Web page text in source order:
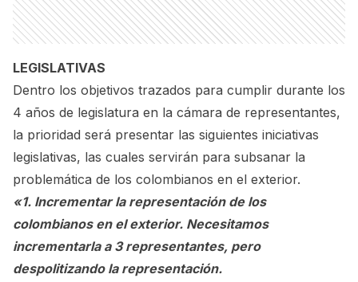
LEGISLATIVAS
Dentro los objetivos trazados para cumplir durante los
4 años de legislatura en la cámara de representantes,
la prioridad será presentar las siguientes iniciativas
legislativas, las cuales servirán para subsanar la
problemática de los colombianos en el exterior.
«1. Incrementar la representación de los
colombianos en el exterior. Necesitamos
incrementarla a 3 representantes, pero
despolitizando la representación.